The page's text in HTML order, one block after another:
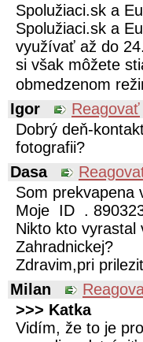
Spolužiaci.sk a
Spolužiaci.sk a
využívať až do
si však môžete
obmedzenom
Igor
Reagovať
Dobrý deň-
fotografii?
Dasa
Som prekvapena
Moje ID .
Nikto kto vyrastal
Zahradnickej?
Zdravim,pri
Milan
>>> Katka
Vidím, že to je